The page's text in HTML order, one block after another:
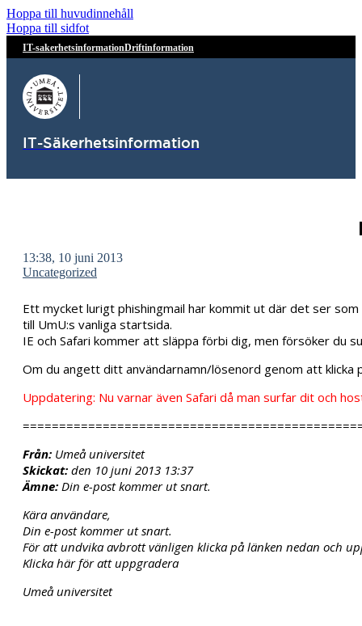
Hoppa till huvudinnehåll
Hoppa till sidfot
IT-sakerhetsinformationDriftinformation
IT-Säkerhetsinformation
13:38, 10 juni 2013
Uncategorized
Ett mycket lurigt phishingmail har kommit ut där det ser
till UmU:s vanliga startsida.
IE och Safari kommer att släppa förbi dig, men försöker du
Om du angett ditt användarnamn/lösenord genom att
Uppdatering: Nu varnar även Safari då man surfar dit och
Från: Umeå universitet
Skickat: den 10 juni 2013 13:37
Ämne: Din e-post kommer ut snart.
Kära användare,
Din e-post kommer ut snart.
För att undvika avbrott vänligen klicka på länken nedan och
Klicka här för att uppgradera
Umeå universitet